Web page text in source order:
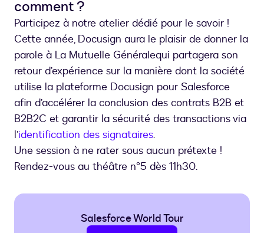
comment ?
Participez à notre atelier dédié pour le savoir !
Cette année, Docusign aura le plaisir de donner la
parole à La Mutuelle Généralequi partagera son
retour d’expérience sur la manière dont la société
utilise la plateforme Docusign pour Salesforce
afin d’accélérer la conclusion des contrats B2B et
B2B2C et garantir la sécurité des transactions via
l’identification des signataires.
Une session à ne rater sous aucun prétexte !
Rendez-vous au théâtre n°5 dès 11h30.
Salesforce World Tour